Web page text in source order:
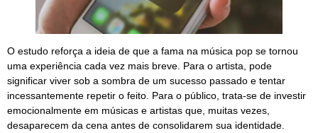
O estudo reforça a ideia de que a fama na música pop se tornou
uma experiência cada vez mais breve. Para o artista, pode
significar viver sob a sombra de um sucesso passado e tentar
incessantemente repetir o feito. Para o público, trata-se de investir
emocionalmente em músicas e artistas que, muitas vezes,
desaparecem da cena antes de consolidarem sua identidade.